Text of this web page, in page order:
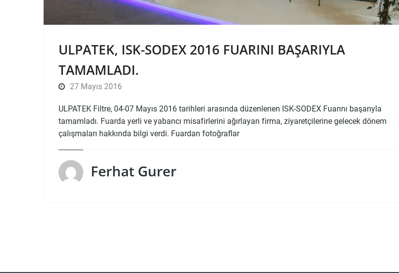
ULPATEK, ISK-SODEX 2016 FUARINI BAŞARIYLA
TAMAMLADI.
27 Mayıs 2016
ULPATEK Filtre, 04-07 Mayıs 2016 tarihleri arasında düzenlenen ISK-SODEX Fuarını başarıyla
tamamladı. Fuarda yerli ve yabancı misafirlerini ağırlayan firma, ziyaretçilerine gelecek dönem
çalışmaları hakkında bilgi verdi. Fuardan fotoğraflar
Ferhat Gurer